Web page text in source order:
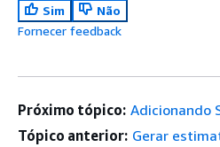
Sim
Não
Fornecer feedback
Próximo tópico: Adicionando
Tópico anterior: Gerar